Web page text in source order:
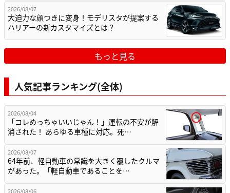
2026/08/07
大迫力な顔つきに変身！モデリスタが提案する
ハリアーの新カスタマイズとは？
もっと見る
人気記事ランキング(全体)
2026/08/04
「コレめっちゃいいじゃん！」運転の不安が解
消された！ あらゆる車種に対応。死…
2026/08/07
64年前、軽自動車の常識を大きく覆したクルマ
があった。「軽自動車であることを…
2026/08/06